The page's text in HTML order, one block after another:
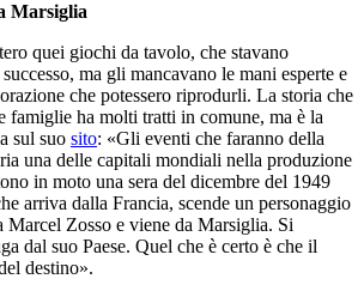
Marsiglia
quei giochi da tavolo, che stavano
ma gli mancavano le mani esperte e
che potessero riprodurli. La storia che
famiglie ha molti tratti in comune, ma è la
sul suo sito: «Gli eventi che faranno della
una delle capitali mondiali nella produzione
in moto una sera del dicembre del 1949
arriva dalla Francia, scende un personaggio
Marcel Zosso e viene da Marsiglia. Si
dal suo Paese. Quel che è certo è che il
destino».